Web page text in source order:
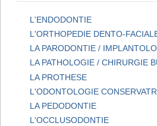
L'ENDODONTIE
L'ORTHOPEDIE DENTO-
LA PARODONTIE /
LA PATHOLOGIE / CHIRURGIE
LA PROTHESE
L'ODONTOLOGIE
LA PEDODONTIE
L'OCCLUSODONTIE